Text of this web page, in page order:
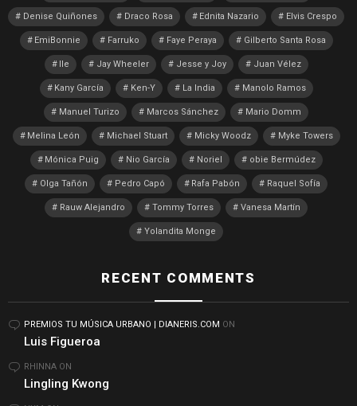
Denise Quiñones Draco Rosa Ednita Nazario Elvis Crespo
EmiBonnie Farruko Faye Peraya Gilberto Santa Rosa
Ile Jay Wheeler Jesse y Joy Juan Vélez
Kany García Ken-Y La India Manolo Ramos
Manuel Turizo Marcos Sánchez Mario Domm
Melina León Michael Stuart Micky Woodz Myke Towers
Mónica Puig Nio García Noriel obie Bermúdez
Olga Tañón Pedro Capó Rafa Pabón Raquel Sofía
Rauw Alejandro Tommy Torres Vanesa Martín
Yolandita Monge
RECENT COMMENTS
PREMIOS TU MÚSICA URBANO | DIANERIS.COM ON
Luis Figueroa
RHINNA ON
Lingling Kwong